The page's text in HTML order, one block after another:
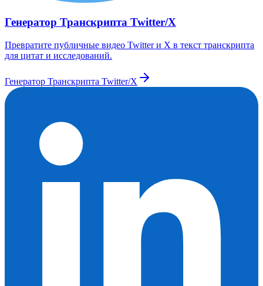
Генератор Транскрипта Twitter/X
Превратите публичные видео Twitter и X в текст транскрипта
для цитат и исследований.
Генератор Транскрипта Twitter/X